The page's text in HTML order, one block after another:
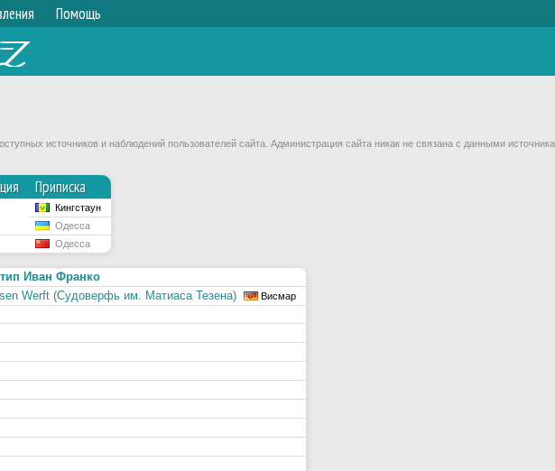
Помощь
источников и наблюдений пользователей сайта. Администрация сайта никак не связана с данными
Приписка
Кингстаун
Одесса
Одесса
Иван Франко
Werft (Cудоверфь им. Матиаса Тезена)
Висмар